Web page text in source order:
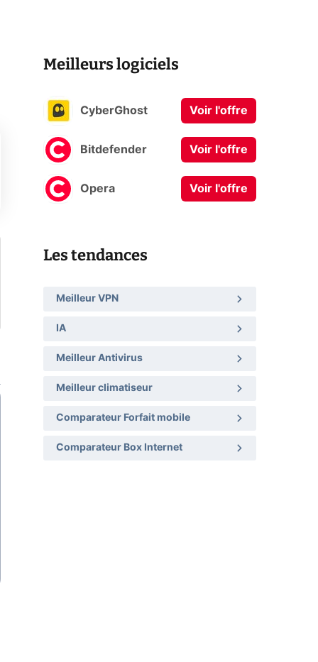
Meilleurs logiciels
CyberGhost Voir l'offre
Bitdefender Voir l'offre
Opera Voir l'offre
Les tendances
Meilleur VPN
IA
Meilleur Antivirus
Meilleur climatiseur
Comparateur Forfait mobile
Comparateur Box Internet